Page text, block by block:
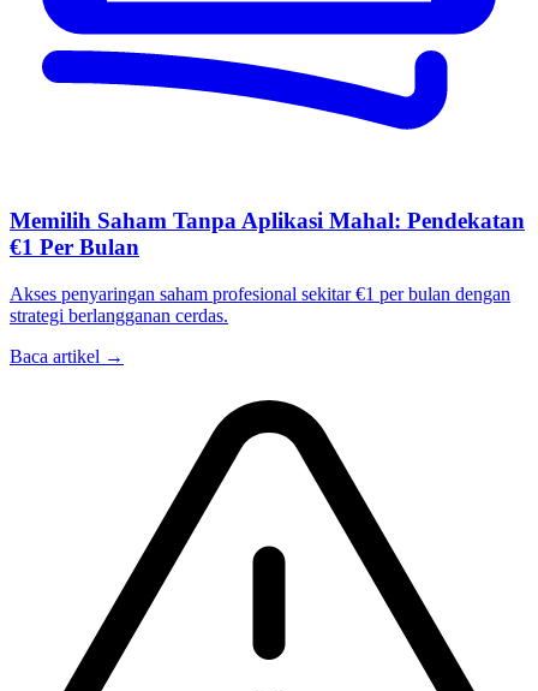
Memilih Saham Tanpa Aplikasi Mahal: Pendekatan
€1 Per Bulan
Akses penyaringan saham profesional sekitar €1 per bulan dengan
strategi berlangganan cerdas.
Baca artikel →